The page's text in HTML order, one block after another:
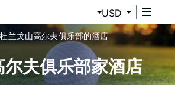
USD
兰戈山高尔夫俱乐部的酒店
夫俱乐部家酒店